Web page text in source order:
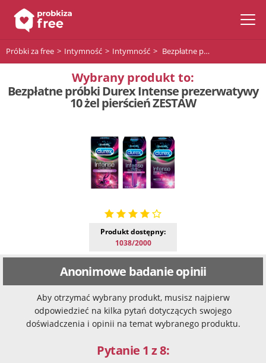
Próbki za free Intymność Intymność Bezpłatne próbki Durex Intense prezerwatywy 10 żel pierścień ZESTAW
Wybrany produkt to:
Bezpłatne próbki Durex Intense prezerwatywy
10 żel pierścień ZESTAW
Produkt dostępny:
1038/2000
Anonimowe badanie opinii
Aby otrzymać wybrany produkt, musisz najpierw
odpowiedzieć na kilka pytań dotyczących swojego
doświadczenia i opinii na temat wybranego produktu.
Pytanie 1 z 8: